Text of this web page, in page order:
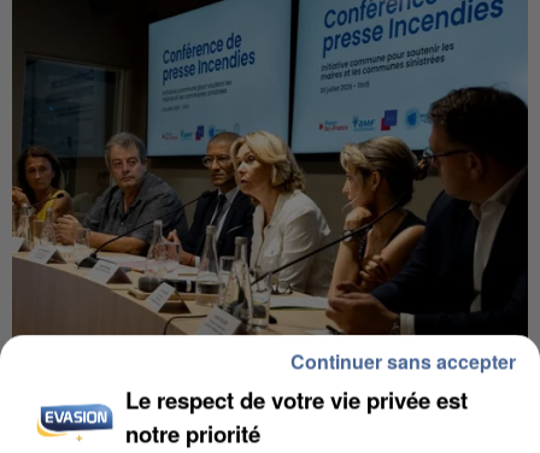
INCENDIES : L’ÎLE-DE-FRANCE LANCE UN ÉLAN
DE SOLIDARITÉ AVEC LES...
Le respect de votre vie privée est
notre priorité
Continuer sans accepter